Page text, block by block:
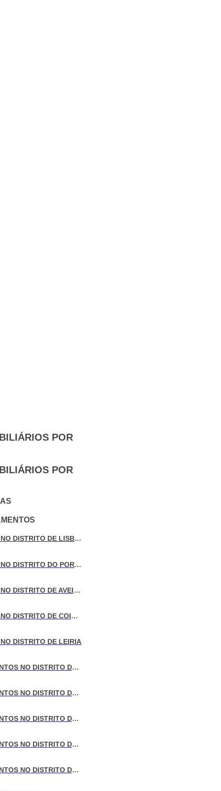
POR
POR
VENDA DE MORADIAS NO DISTRITO DE LISBOA
VENDA DE MORADIAS NO DISTRITO DO PORTO
VENDA DE MORADIAS NO DISTRITO DE AVEIRO
VENDA DE MORADIAS NO DISTRITO DE COIMBRA
DISTRITO DE LEIRIA
VENDA DE APARTAMENTOS NO DISTRITO DE LISBOA
VENDA DE APARTAMENTOS NO DISTRITO DO PORTO
VENDA DE APARTAMENTOS NO DISTRITO DE AVEIRO
VENDA DE APARTAMENTOS NO DISTRITO DE COIMBRA
VENDA DE APARTAMENTOS NO DISTRITO DE LEIRIA